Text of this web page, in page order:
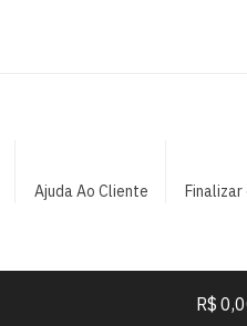
Ajuda Ao Cliente Finalizar
R$